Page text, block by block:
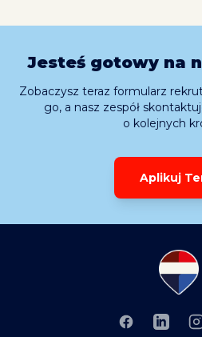
Jesteś gotowy na
Zobaczysz teraz formularz
go, a nasz zespół
o kolejnych
Aplikuj
Facebook